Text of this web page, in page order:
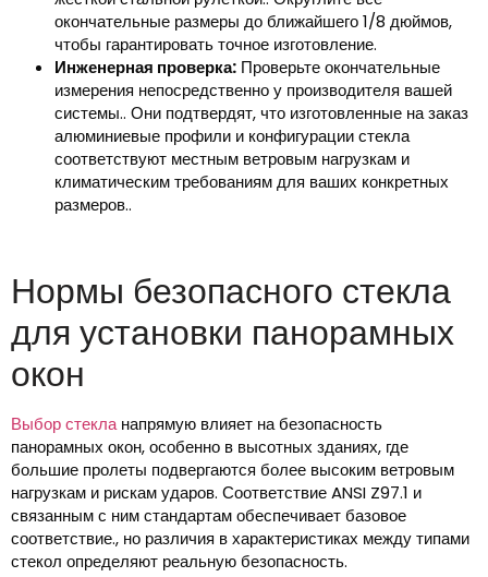
окончательные размеры до ближайшего 1/8 дюймов,
чтобы гарантировать точное изготовление.
Инженерная проверка: Проверьте окончательные
измерения непосредственно у производителя вашей
системы.. Они подтвердят, что изготовленные на заказ
алюминиевые профили и конфигурации стекла
соответствуют местным ветровым нагрузкам и
климатическим требованиям для ваших конкретных
размеров..
Нормы безопасного стекла
для установки панорамных
окон
Выбор стекланапрямую влияет на безопасность
панорамных окон, особенно в высотных зданиях, где
большие пролеты подвергаются более высоким ветровым
нагрузкам и рискам ударов. Соответствие ANSI Z97.1 и
связанным с ним стандартам обеспечивает базовое
соответствие., но различия в характеристиках между типами
стекол определяют реальную безопасность.